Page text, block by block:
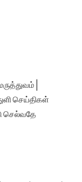
|
செய்திகள்
செல்வதே